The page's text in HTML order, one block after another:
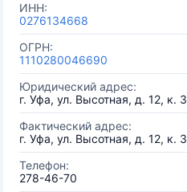
ИНН:
0276134668
ОГРН:
1110280046690
Юридический адрес:
г. Уфа, ул. Высотная, д. 12, к. 3
Фактический адрес:
г. Уфа, ул. Высотная, д. 12, к. 3
Телефон:
278-46-70